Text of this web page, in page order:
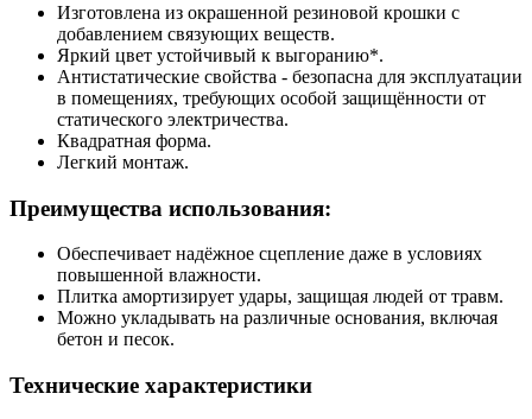
Изготовлена из окрашенной резиновой крошки с
добавлением связующих веществ.
Яркий цвет устойчивый к выгоранию*.
Антистатические свойства - безопасна для эксплуатации
в помещениях, требующих особой защищённости от
статического электричества.
Квадратная форма.
Легкий монтаж.
Преимущества использования:
Обеспечивает надёжное сцепление даже в условиях
повышенной влажности.
Плитка амортизирует удары, защищая людей от травм.
Можно укладывать на различные основания, включая
бетон и песок.
Технические характеристики